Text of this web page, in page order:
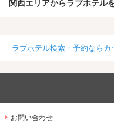
関西エリアからラブホテル
ラブホテル検索・予約ならカ
お問い合わせ